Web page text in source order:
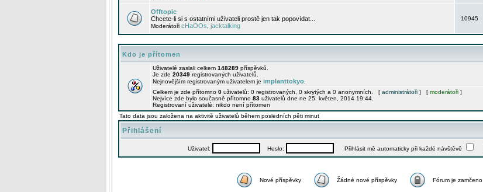
Offtopic
Chcete-li si s ostatními uživateli prostě jen tak popovídat...
Moderátoři cHaOOs jacktalking
10945
Kdo je přítomen
Uživatelé zaslali celkem 148289 příspěvků.
Je zde 20349 registrovaných uživatelů.
Nejnovějším registrovaným uživatelem je implanttokyo
Celkem je zde přítomno 0 uživatelů: 0 registrovaných, 0 skrytých a 0 anonymních. [ administrátoři ] [ moderátoři ]
Nejvíce zde bylo současně přítomno 83 uživatelů dne ne 25. květen, 2014 19:44.
Registrovaní uživatelé: nikdo není přítomen
Tato data jsou založena na aktivitě uživatelů během posledních pěti minut
Přihlášení
Uživatel: Heslo: Přihlásit mě automaticky při každé návštěvě
Nové příspěvky Žádné nové příspěvky Fórum je zamčeno